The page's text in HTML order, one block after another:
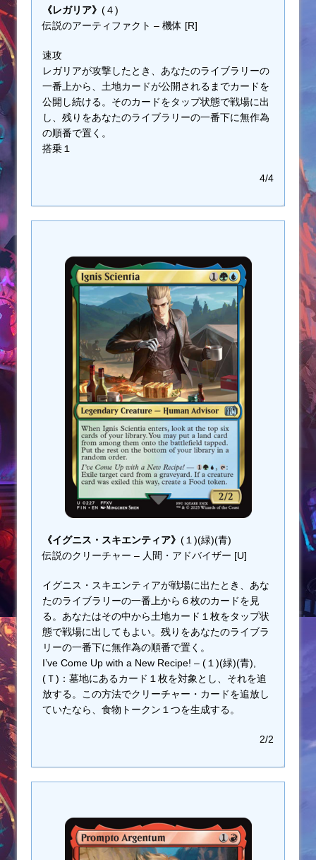
《レガリア》 (４)
伝説のアーティファクト – 機体 [R]
速攻
レガリアが攻撃したとき、あなたのライブラリーの
一番上から、土地カードが公開されるまでカードを
公開し続ける。そのカードをタップ状態で戦場に出
し、残りをあなたのライブラリーの一番下に無作為
の順番で置く。
搭乗１
4/4
《イグニス・スキエンティア》 (１)(緑)(青)
伝説のクリーチャー – 人間・アドバイザー [U]
イグニス・スキエンティアが戦場に出たとき、あな
たのライブラリーの一番上から６枚のカードを見
る。あなたはその中から土地カード１枚をタップ状
態で戦場に出してもよい。残りをあなたのライブラ
リーの一番下に無作為の順番で置く。
I’ve Come Up with a New Recipe! – (１)(緑)(青),
(Ｔ)：墓地にあるカード１枚を対象とし、それを追
放する。この方法でクリーチャー・カードを追放し
ていたなら、食物トークン１つを生成する。
2/2